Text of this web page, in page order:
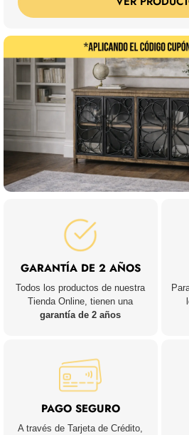
GARANTÍA DE 2 AÑOS
Todos los productos de nuestra
Tienda Online, tienen una
garantía de 2 años
PAGO SEGURO
A través de Tarjeta de Crédito,